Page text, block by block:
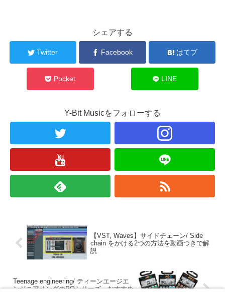
シェアする
Twitter Facebook はてブ
Pocket LINE
Y-Bit Musicをフォローする
【VST, Waves】サイドチェーン/ Side
chain をかける2つの方法を動画つきで解
説
Teenage engineering/ ティーンエージエ
ンジニアリングのPOシリーズ。おすすめ